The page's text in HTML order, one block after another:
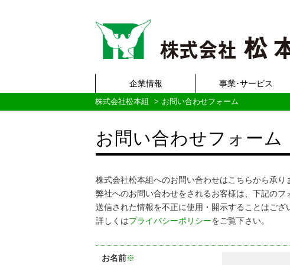
企業情報 事業･サービス
株式会社松本組 お問い合わせフォーム
お問い合わせフォーム
株式会社松本組へのお問い合わせはこちらから承り
弊社へのお問い合わせをされるお客様は、下記のフ
送信された情報を不正に使用・開示することはござ
詳しくはプライバシーポリシーをご覧下さい。
お名前※